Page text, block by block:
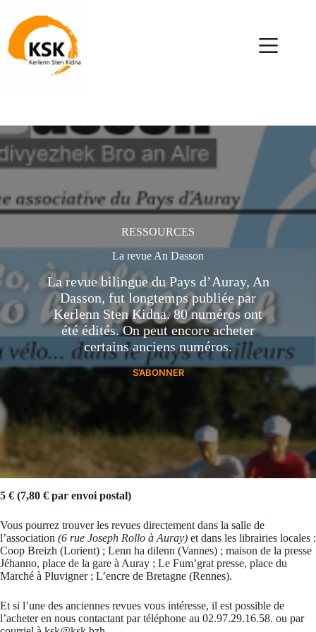
contenu
RESSOURCES
La revue An Dasson
La revue bilingue du Pays d’Auray, An
Dasson, fut longtemps publiée par
Kerlenn Sten Kidna. 80 numéros ont
été édités. On peut encore acheter
certains anciens numéros.
S’ABONNER
5 € (7,80 € par envoi postal)
Vous pourrez trouver les revues directement dans la salle de
l’association (6 rue Joseph Rollo à Auray) et dans les librairies locales :
Coop Breizh (Lorient) ; Lenn ha dilenn (Vannes) ; maison de la presse
Jéhanno, place de la gare à Auray ; Le Fum’grat presse, place du
Marché à Pluvigner ; L’encre de Bretagne (Rennes).
Et si l’une des anciennes revues vous intéresse, il est possible de
l’acheter en nous contactant par téléphone au 02.97.29.16.58. ou par